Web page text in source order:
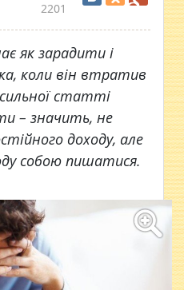
2201
як зарадити і
коли він втратив
статті
– значить, не
доходу, але
собою пишатися.